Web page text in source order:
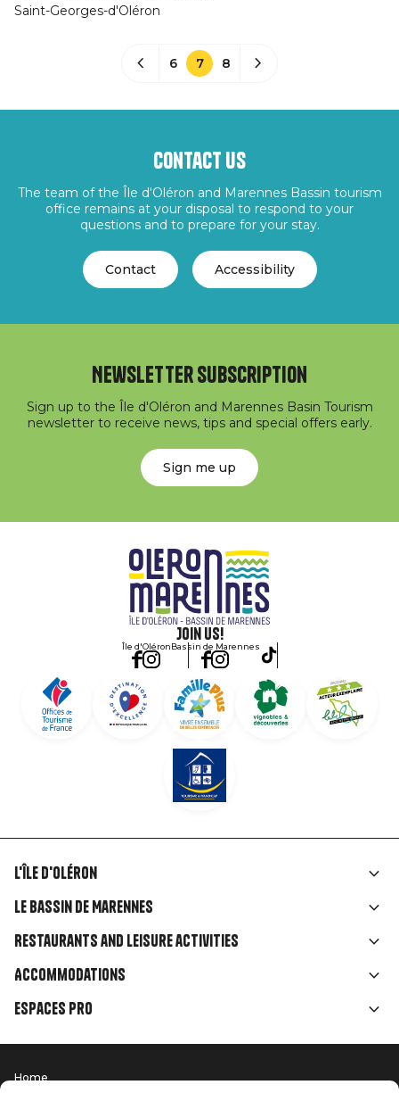
Saint-Georges-d'Oléron
6 7 8
Contact us
The team of the Île d'Oléron and Marennes Bassin tourism
office remains at your disposal to respond to your
questions and to prepare for your stay.
Contact Accessibility
Newsletter subscription
Sign up to the Île d'Oléron and Marennes Basin Tourism
newsletter to receive news, tips and special offers early.
Sign me up
Join us!
Île d'OléronBassin de Marennes
Liens
rubriques
L'île d'Oléron
Le Bassin de Marennes
Restaurants and leisure activities
Accommodations
Espaces Pro
Home